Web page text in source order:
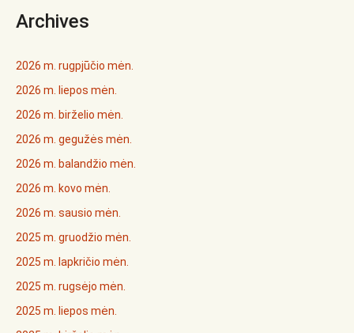
Archives
2026 m. rugpjūčio mėn.
2026 m. liepos mėn.
2026 m. birželio mėn.
2026 m. gegužės mėn.
2026 m. balandžio mėn.
2026 m. kovo mėn.
2026 m. sausio mėn.
2025 m. gruodžio mėn.
2025 m. lapkričio mėn.
2025 m. rugsėjo mėn.
2025 m. liepos mėn.